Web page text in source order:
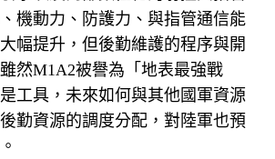
機動力、防護力、與指管通信能
幅提升，但後勤維護的程序與開
然M1A2被譽為「地表最強戰
工具，未來如何與其他國軍資源
勤資源的調度分配，對陸軍也預